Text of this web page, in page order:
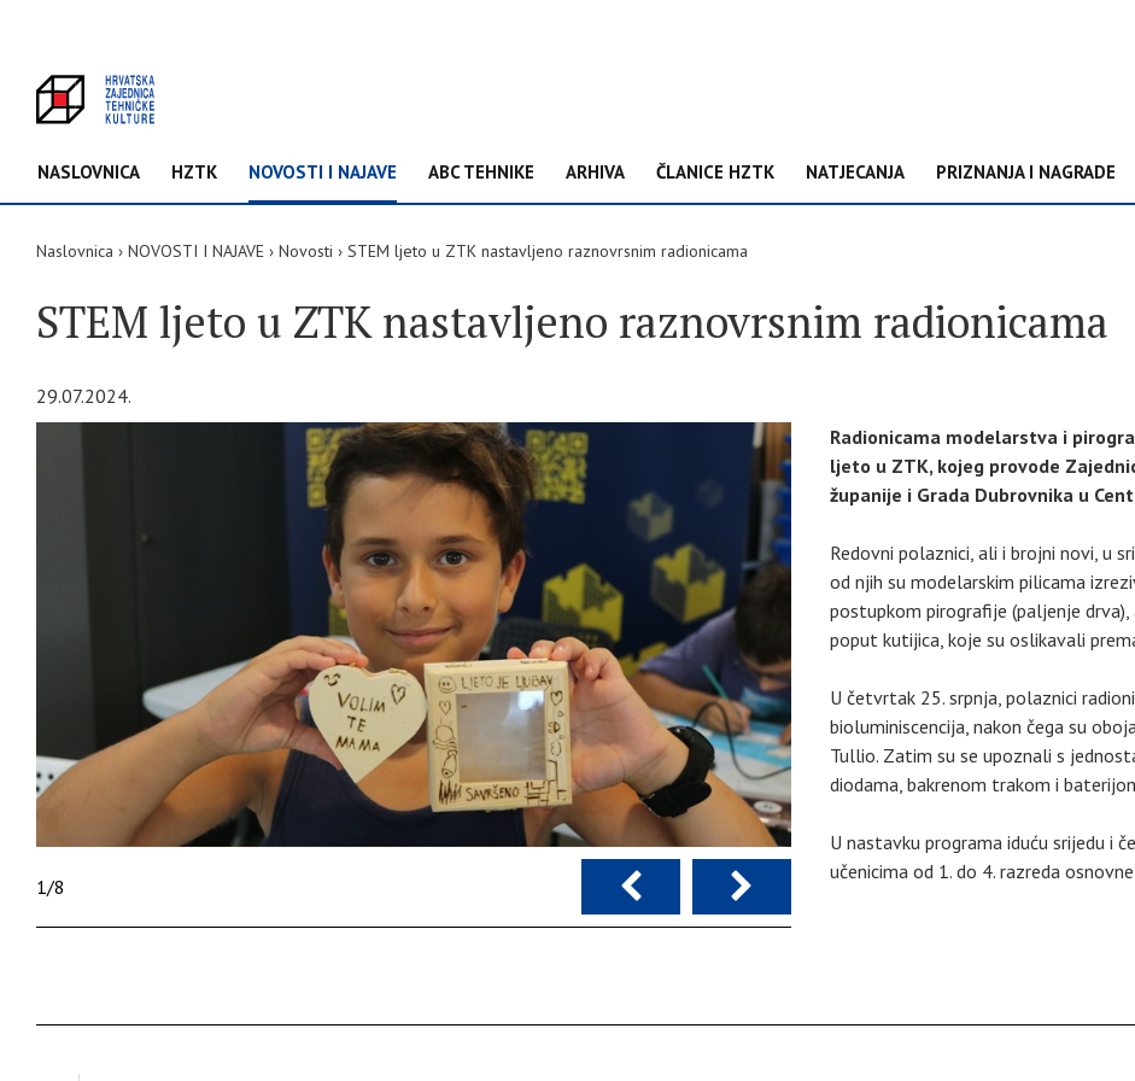
NASLOVNICA HZTK NOVOSTI I NAJAVE ABC TEHNIKE ARHIVA ČLANICE HZTK NATJECANJA PRIZNANJA I NAGRADE
Naslovnica NOVOSTI I NAJAVE Novosti STEM ljeto u ZTK nastavljeno raznovrsnim radionicama
STEM ljeto u ZTK nastavljeno raznovrsnim radionicama
29.07.2024.
1/8
Radionicama modelarstva i
ljeto u ZTK, kojeg provode
županije i Grada Dubrovnika u
Redovni polaznici, ali i brojni novi, u
od njih su modelarskim pilicama
postupkom pirografije (paljenje
poput kutijica, koje su oslikavali
U četvrtak 25. srpnja, polaznici
bioluminiscencija, nakon čega su
Tullio. Zatim su se upoznali s
diodama, bakrenom trakom i
U nastavku programa iduću srijedu i
učenicima od 1. do 4. razreda